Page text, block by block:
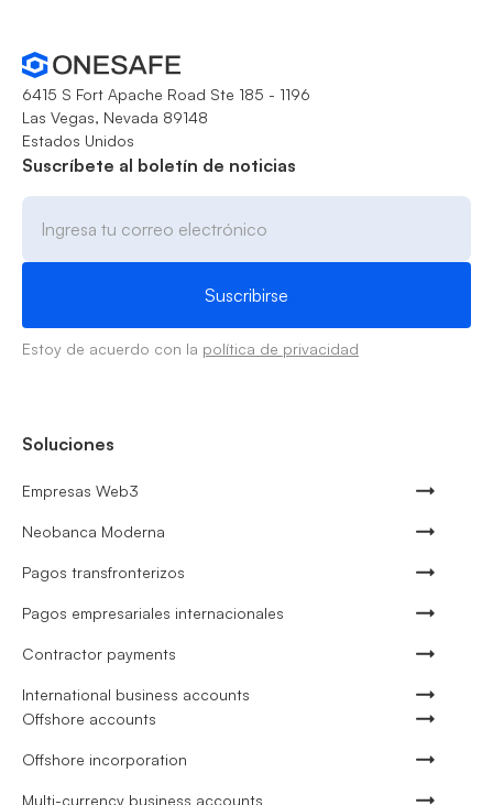
6415 S Fort Apache Road Ste 185 - 1196
Las Vegas, Nevada 89148
Estados Unidos
Suscríbete al boletín de noticias
Estoy de acuerdo con la política de privacidad
Soluciones
Empresas Web3
Neobanca Moderna
Pagos transfronterizos
Pagos empresariales internacionales
Contractor payments
International business accounts
Offshore accounts
Offshore incorporation
Multi-currency business accounts